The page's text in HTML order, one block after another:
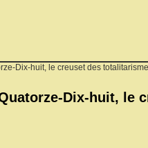
Dix-huit, le creuset des totalitarisme
Dix-huit, le